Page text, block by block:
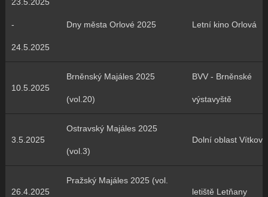
-
24.5.2025
Dny města Orlové 2025 Letní kino Orlová
10.5.2025
Brněnský Majáles 2025
(vol.20)
BVV - Brněnské
výstavyště
3.5.2025
Ostravský Majáles 2025
(vol.3)
Dolní oblast
26.4.2025
Pražský Majáles 2025 (vol.
letiště Letňany